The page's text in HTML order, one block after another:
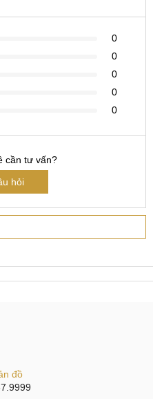
ta đã có thể hiểu được
Quý khách hãy đến ngay
thống sửa chữa điện thoại
Giấy
Trưng
0
0
0
0
0
cần tư vấn?
hỏi
đồ